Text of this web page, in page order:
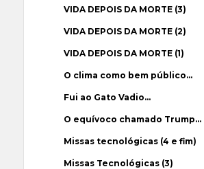
VIDA DEPOIS DA MORTE (3)
VIDA DEPOIS DA MORTE (2)
VIDA DEPOIS DA MORTE (1)
O clima como bem público…
Fui ao Gato Vadio…
O equívoco chamado Trump…
Missas tecnológicas (4 e fim)
Missas Tecnológicas (3)